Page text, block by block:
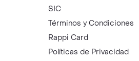
SIC
Términos y Condiciones
Rappi Card
Políticas de Privacidad